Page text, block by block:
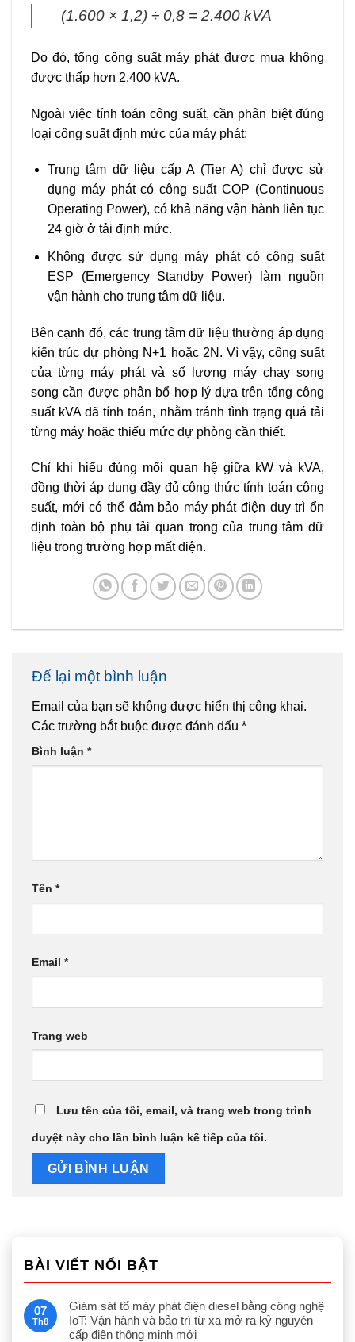
(1.600 × 1,2) ÷ 0,8 = 2.400 kVA
Do đó, tổng công suất máy phát được mua không
được thấp hơn 2.400 kVA.
Ngoài việc tính toán công suất, cần phân biệt đúng
loại công suất định mức của máy phát:
Trung tâm dữ liệu cấp A (Tier A) chỉ được sử
dụng máy phát có công suất COP (Continuous
Operating Power), có khả năng vận hành liên tục
24 giờ ở tải định mức.
Không được sử dụng máy phát có công suất
ESP (Emergency Standby Power) làm nguồn
vận hành cho trung tâm dữ liệu.
Bên cạnh đó, các trung tâm dữ liệu thường áp dụng
kiến trúc dự phòng N+1 hoặc 2N. Vì vậy, công suất
của từng máy phát và số lượng máy chạy song
song cần được phân bổ hợp lý dựa trên tổng công
suất kVA đã tính toán, nhằm tránh tình trạng quá tải
từng máy hoặc thiếu mức dự phòng cần thiết.
Chỉ khi hiểu đúng mối quan hệ giữa kW và kVA,
đồng thời áp dụng đầy đủ công thức tính toán công
suất, mới có thể đảm bảo máy phát điện duy trì ổn
định toàn bộ phụ tải quan trọng của trung tâm dữ
liệu trong trường hợp mất điện.
Để lại một bình luận
Email của bạn sẽ không được hiển thị công khai.
Các trường bắt buộc được đánh dấu *
Bình luận *
Tên *
Email *
Trang web
Lưu tên của tôi, email, và trang web trong trình
duyệt này cho lần bình luận kế tiếp của tôi.
BÀI VIẾT NỔI BẬT
07
Th8
Giám sát tổ máy phát điện diesel bằng công nghệ
IoT: Vận hành và bảo trì từ xa mở ra kỷ nguyên
cấp điện thông minh mới